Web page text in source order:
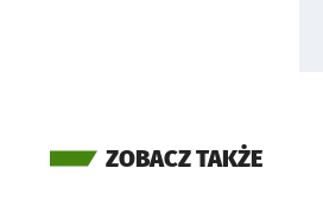
ZOBACZ TAKŻE